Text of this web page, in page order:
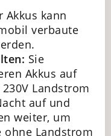
Akkus kann
verbaute
Sie
Akkus auf
Landstrom
auf und
weiter, um
ohne Landstrom